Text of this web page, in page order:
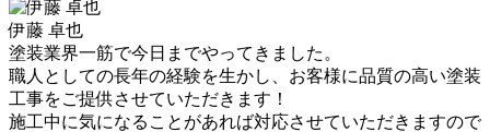
伊藤 卓也
塗装業界一筋で今日までやってきました。
職人としての長年の経験を生かし、お客様に品質の高い塗装
工事をご提供させていただきます！
施工中に気になることがあれば対応させていただきますので